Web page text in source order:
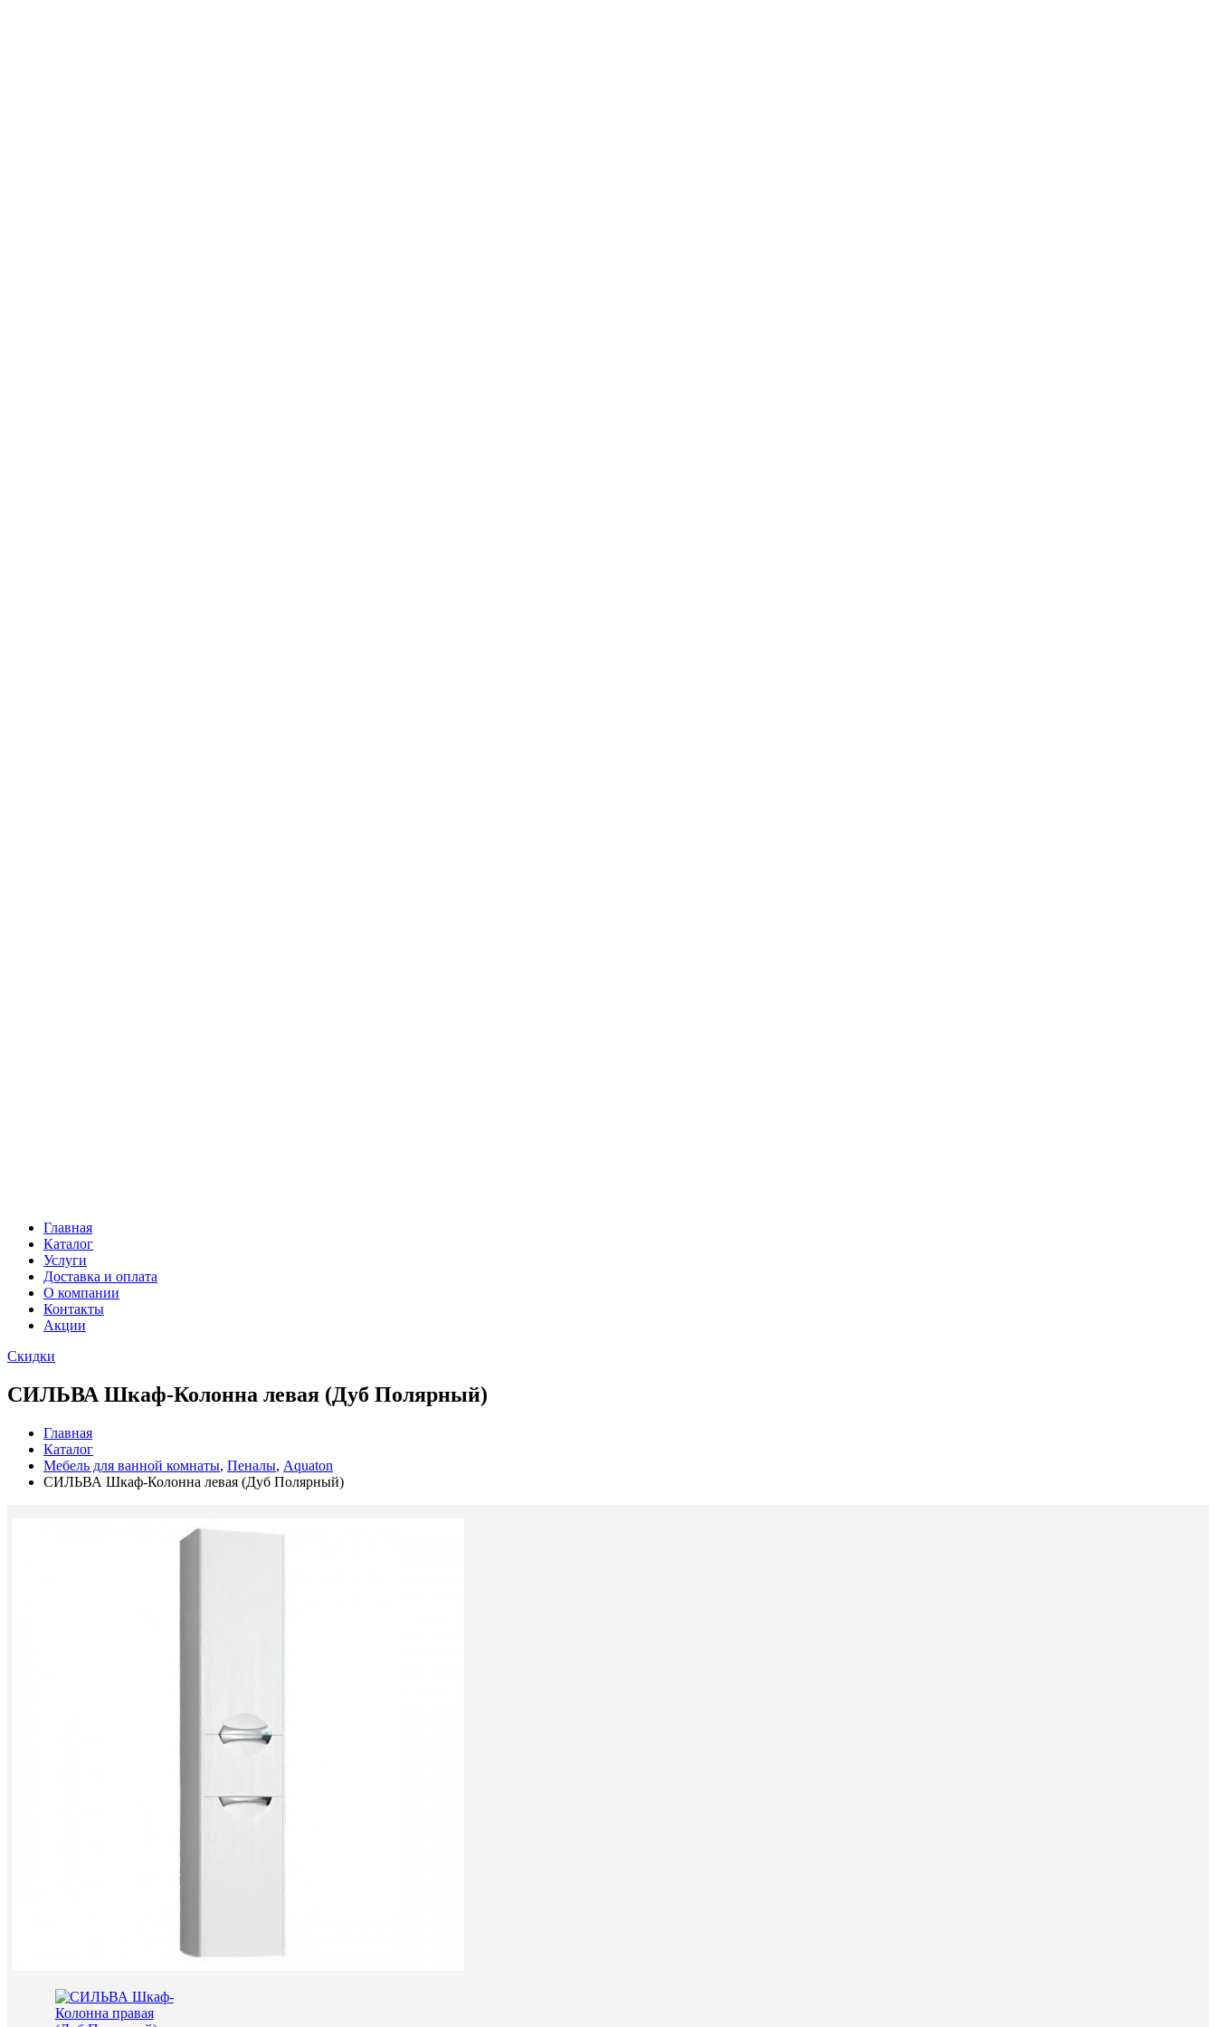
Главная
Каталог
Услуги
Доставка и оплата
О компании
Контакты
Акции
Скидки
СИЛЬВА Шкаф-Колонна левая (Дуб Полярный)
Главная
Каталог
Мебель для ванной комнаты, Пеналы, Aquaton
СИЛЬВА Шкаф-Колонна левая (Дуб Полярный)